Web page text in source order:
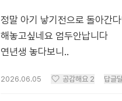
정말 아기 낳기전으로 돌아간
해놓고싶네요 엄두안납니다
연년생 놓다보니..
2026.06.05 공감해요 2 답글